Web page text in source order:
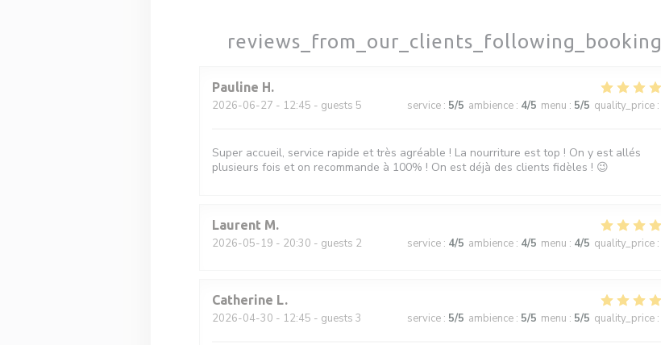
reviews_from_our_clients_following_booking
Pauline H
2026-06-27 - 12:45 - guests 5 service : 5/5 ambience : 4/5 menu : 5/5 quality_price :
Super accueil, service rapide et très agréable ! La nourriture est top ! On y est allés
plusieurs fois et on recommande à 100% ! On est déjà des clients fidèles ! 😉
Laurent M
2026-05-19 - 20:30 - guests 2 service : 4/5 ambience : 4/5 menu : 4/5 quality_price :
Catherine L
2026-04-30 - 12:45 - guests 3 service : 5/5 ambience : 5/5 menu : 5/5 quality_price :